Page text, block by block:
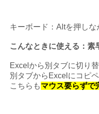
キーボード：Altを押しな
Excelから別タブに切り
別タブからExcelにコピ
こちらもマウス要らずで